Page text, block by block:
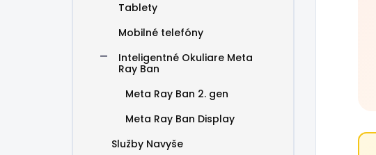
Tablety
Mobilné telefóny
Inteligentné Okuliare Meta
Ray Ban
Meta Ray Ban 2. gen
Meta Ray Ban Display
Služby Navyše